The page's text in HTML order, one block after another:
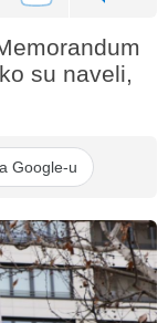
su naveli,
Google-u